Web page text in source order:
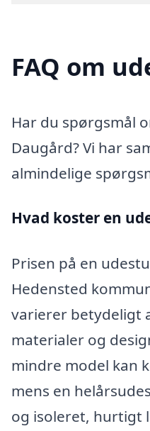
FAQ om
Har du spørgsmål
Daugård? Vi har
almindelige
Hvad koster en
Prisen på en
Hedensted
varierer betydeligt
materialer og
mindre model kan
mens en
og isoleret, hurtigt